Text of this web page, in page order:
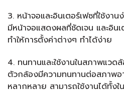
3. หน้าจอและอินเตอร์เฟซที่ใช้งาน
มีหน้าจอแสดงผลที่ชัดเจน และอิน
ทำให้การตั้งค่าต่างๆ ทำได้ง่าย
4. ทนทานและใช้งานในสภาพแวด
ตัวกล้องมีความทนทานต่อสภาพ
หลากหลาย สามารถใช้งานได้ทั้งใ